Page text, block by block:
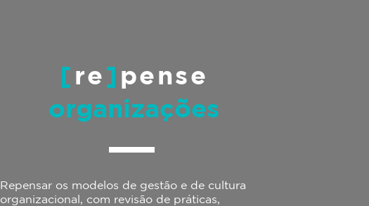
[re] pense
organizações
Repensar os modelos de gestão e de cultura
organizacional, com revisão de práticas,